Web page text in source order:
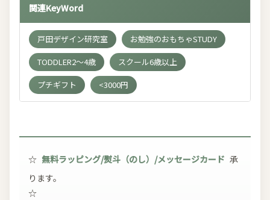
関連KeyWord
戸田デザイン研究室
お勉強のおもちゃSTUDY
TODDLER2～4歳
スクール6歳以上
プチギフト
<3000円
☆ 無料ラッピング/熨斗（のし）/メッセージカード 承
ります。
☆